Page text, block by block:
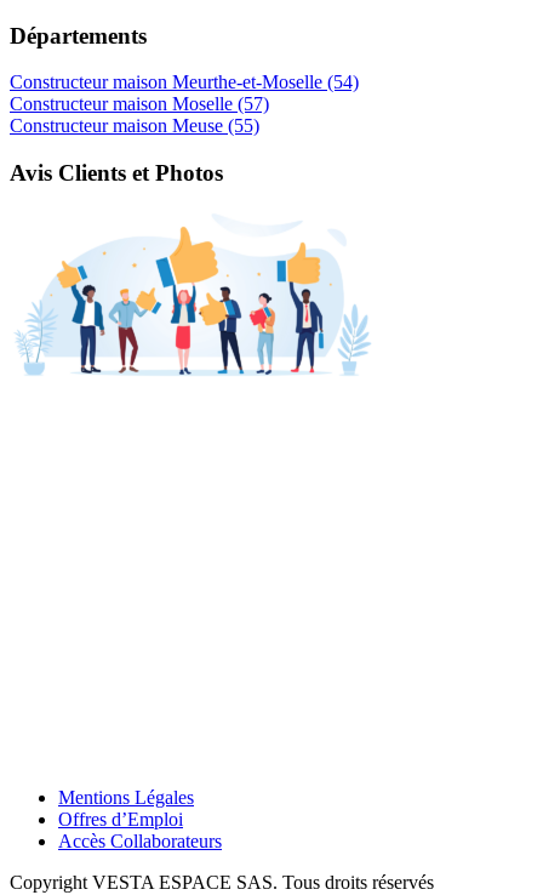
Départements
Constructeur maison Meurthe-et-Moselle (54)
Constructeur maison Moselle (57)
Constructeur maison Meuse (55)
Avis Clients et Photos
Mentions Légales
Offres d’Emploi
Accès Collaborateurs
Copyright VESTA ESPACE SAS. Tous droits réservés